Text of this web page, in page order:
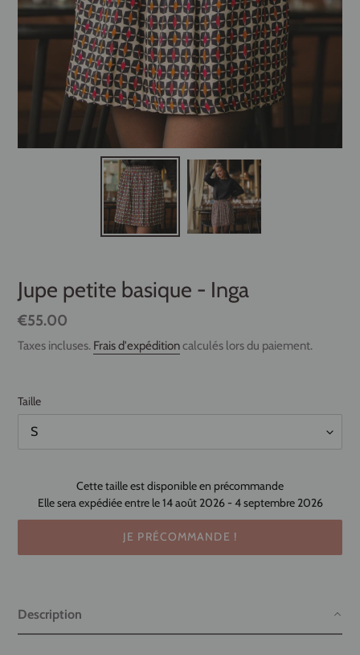
Jupe petite basique - Inga
Prix
normal
€55.00
Taxes incluses. Frais d'expéditioncalculés lors du paiement.
Taille
Cette taille est disponible en précommande
Elle sera expédiée entre le 14 août 2026 - 4 septembre 2026
JE PRÉCOMMANDE !
produit
à
Description